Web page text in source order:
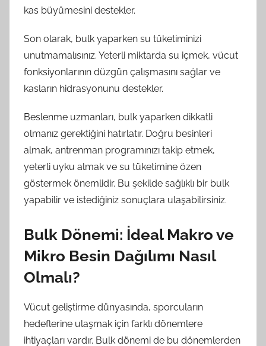
kas büyümesini destekler.
Son olarak, bulk yaparken su tüketiminizi
unutmamalısınız. Yeterli miktarda su içmek, vücut
fonksiyonlarının düzgün çalışmasını sağlar ve
kasların hidrasyonunu destekler.
Beslenme uzmanları, bulk yaparken dikkatli
olmanız gerektiğini hatırlatır. Doğru besinleri
almak, antrenman programınızı takip etmek,
yeterli uyku almak ve su tüketimine özen
göstermek önemlidir. Bu şekilde sağlıklı bir bulk
yapabilir ve istediğiniz sonuçlara ulaşabilirsiniz.
Bulk Dönemi: İdeal Makro ve
Mikro Besin Dağılımı Nasıl
Olmalı?
Vücut geliştirme dünyasında, sporcuların
hedeflerine ulaşmak için farklı dönemlere
ihtiyaçları vardır. Bulk dönemi de bu dönemlerden